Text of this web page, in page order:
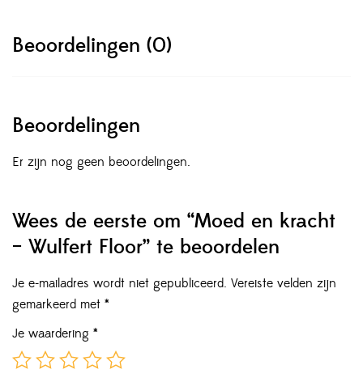
Beoordelingen (0)
Beoordelingen
Er zijn nog geen beoordelingen.
Wees de eerste om “Moed en kracht
– Wulfert Floor” te beoordelen
Je e-mailadres wordt niet gepubliceerd. Vereiste velden zijn
gemarkeerd met *
Je waardering *